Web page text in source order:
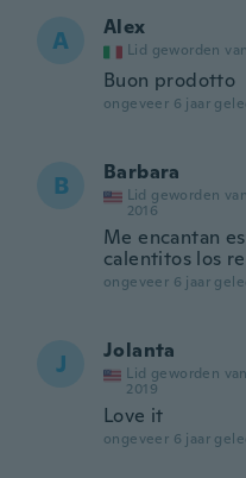
A Alex
Lid geworden
Buon prodotto
ongeveer 6 jaar
B Barbara
Lid geworden van
2016
Me encantan
calentitos los
ongeveer 6 jaar
J Jolanta
Lid geworden van
2019
Love it
ongeveer 6 jaar